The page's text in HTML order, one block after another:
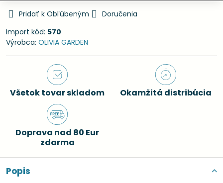
Pridať k Obľúbeným
Doručenia
Import kód: 570
Výrobca: OLIVIA GARDEN
Všetok tovar skladom Okamžitá distribúcia
Doprava nad 80 Eur
zdarma
Popis